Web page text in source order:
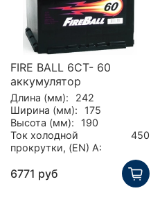
FIRE BALL 6СТ- 60
аккумулятор
Длина (мм):
242
Ширина (мм):
175
Высота (мм):
190
Ток холодной
прокрутки, (EN) А:
450
6771 руб